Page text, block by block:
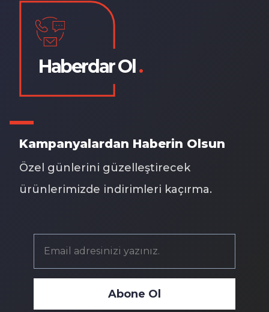
Haberdar Ol.
Kampanyalardan Haberin Olsun
Özel günlerini güzelleştirecek
ürünlerimizde indirimleri kaçırma.
Abone Ol